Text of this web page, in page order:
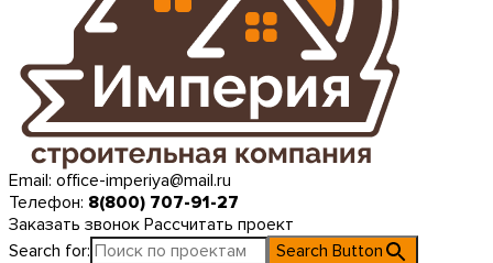
Email: office-imperiya@mail.ru
Телефон: 8(800) 707-91-27
Заказать звонок Рассчитать проект
Search for:
Search Button